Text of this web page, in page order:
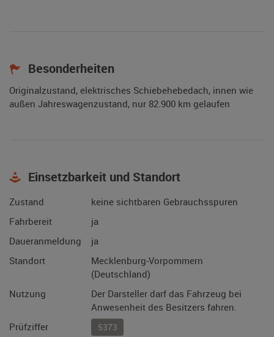
Besonderheiten
Originalzustand, elektrisches Schiebehebedach, innen wie
außen Jahreswagenzustand, nur 82.900 km gelaufen
Einsetzbarkeit und Standort
Zustand
keine sichtbaren Gebrauchsspuren
Fahrbereit
ja
Daueranmeldung
ja
Standort
Mecklenburg-Vorpommern
(Deutschland)
Nutzung
Der Darsteller darf das Fahrzeug bei
Anwesenheit des Besitzers fahren.
Prüfziffer
5373